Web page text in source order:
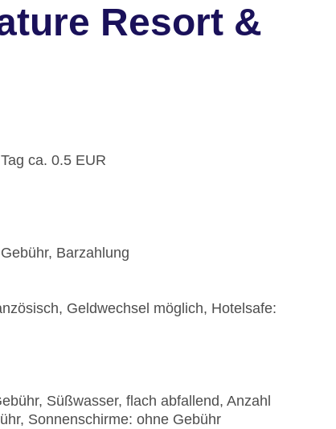
Resort &
ca. 0.5 EUR
Barzahlung
Geldwechsel möglich, Hotelsafe:
Süßwasser, flach abfallend, Anzahl
Sonnenschirme: ohne Gebühr